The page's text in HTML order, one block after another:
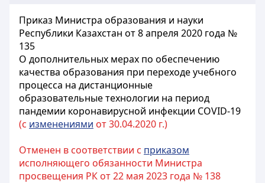
Приказ Министра образования и науки
Республики Казахстан от 8 апреля 2020 года №
135
О дополнительных мерах по обеспечению
качества образования при переходе учебного
процесса на дистанционные
образовательные технологии на период
пандемии коронавирусной инфекции COVID-19
(с изменениями от 30.04.2020 г.)
Отменен в соответствии с приказом
исполняющего обязанности Министра
просвещения РК от 22 мая 2023 года № 138